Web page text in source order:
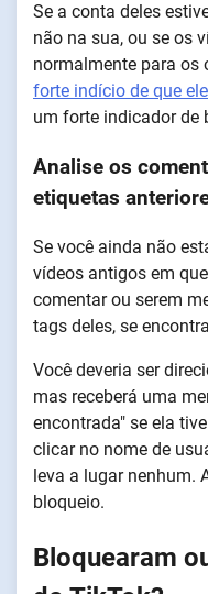
Se a conta deles
não na sua, ou se os
normalmente para os
forte indício de que
um forte indicador de
Analise os
etiquetas
Se você ainda não
vídeos antigos em
comentar ou serem
tags deles, se
Você deveria ser
mas receberá uma
encontrada" se ela
clicar no nome de
leva a lugar nenhum.
bloqueio.
Bloquearam